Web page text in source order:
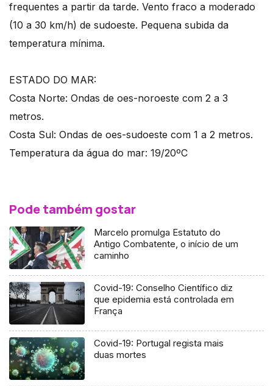
frequentes a partir da tarde. Vento fraco a moderado
(10 a 30 km/h) de sudoeste. Pequena subida da
temperatura mínima.
ESTADO DO MAR:
Costa Norte: Ondas de oes-noroeste com 2 a 3
metros.
Costa Sul: Ondas de oes-sudoeste com 1 a 2 metros.
Temperatura da água do mar: 19/20ºC
Pode também gostar
Marcelo promulga Estatuto do
Antigo Combatente, o início de um
caminho
Covid-19: Conselho Científico diz
que epidemia está controlada em
França
Covid-19: Portugal regista mais
duas mortes